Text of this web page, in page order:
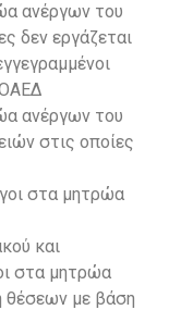
ανέργων του
δεν εργάζεται
ανέργων του
στις οποίες
στα μητρώα
και
στα μητρώα
θέσεων με βάση